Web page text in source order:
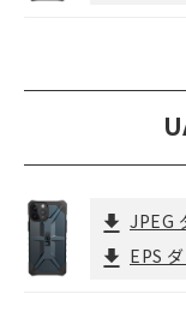
JPEG
EPS